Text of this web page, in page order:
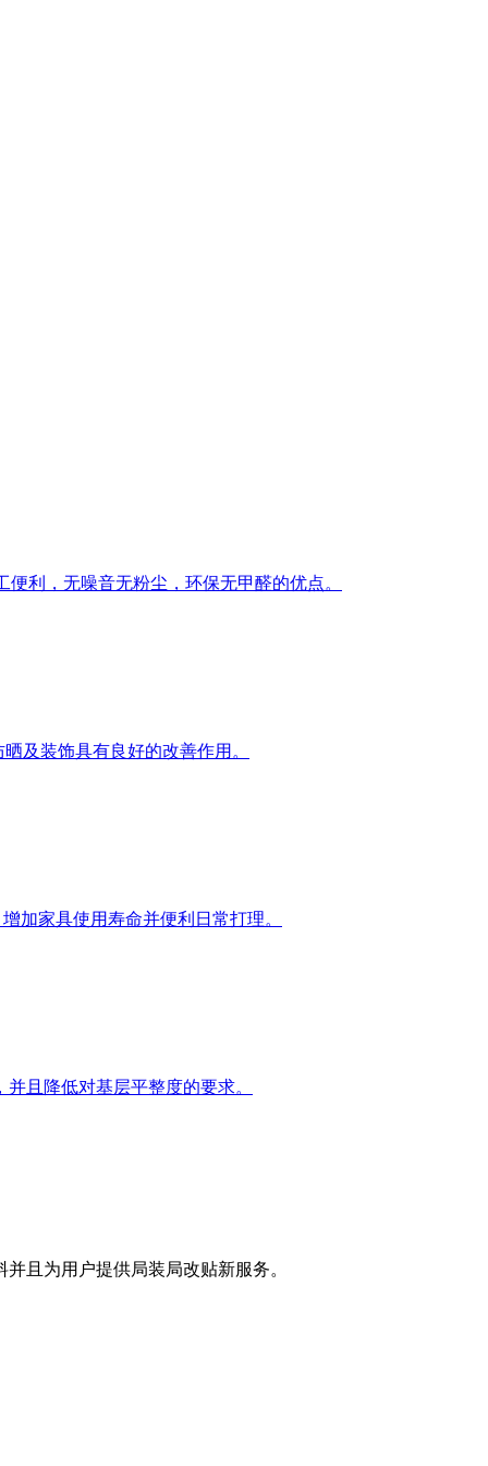
利，无噪音无粉尘，环保无甲醛的优点。
及装饰具有良好的改善作用。
加家具使用寿命并便利日常打理。
且降低对基层平整度的要求。
且为用户提供局装局改贴新服务。